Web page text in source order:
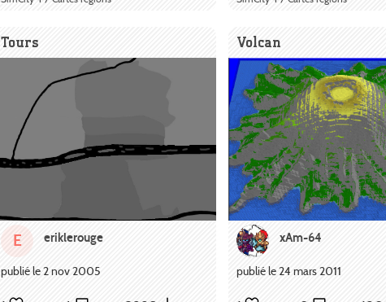
Tours
E eriklerouge
publié le 2 nov 2005
Volcan
xAm-64
publié le 24 mars 2011